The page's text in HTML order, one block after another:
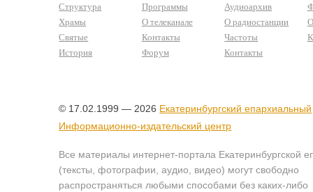
Структура
Храмы
Святые
История
Программы
О телеканале
Контакты
Форум
Аудиоархив
О радиостанции
Частоты
Контакты
© 17.02.1999 — 2026 Екатеринбургский епархиальный
Информационно-издательский центр
Все материалы интернет-портала Екатеринбургской
(тексты, фотографии, аудио, видео) могут свободно
распространяться любыми способами без каких-либо